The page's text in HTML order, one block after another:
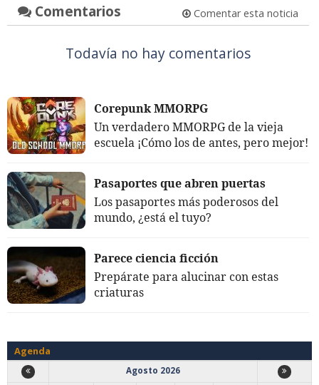
Comentarios Comentar esta noticia
Todavía no hay comentarios
Corepunk MMORPG
Un verdadero MMORPG de la vieja
escuela ¡Cómo los de antes, pero mejor!
Pasaportes que abren puertas
Los pasaportes más poderosos del
mundo, ¿está el tuyo?
Parece ciencia ficción
Prepárate para alucinar con estas
criaturas
Agenda
Agosto 2026